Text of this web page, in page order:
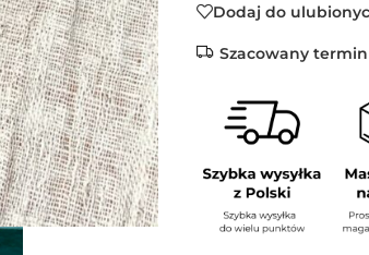
Dodaj do
Szacowany